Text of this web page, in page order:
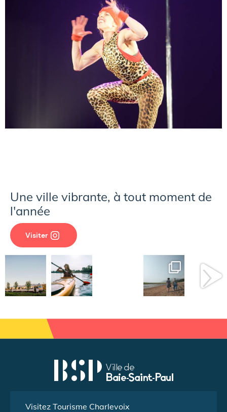
Une ville vibrante, à tout moment de
l'année
Visiter
Visitez Tourisme Charlevoix